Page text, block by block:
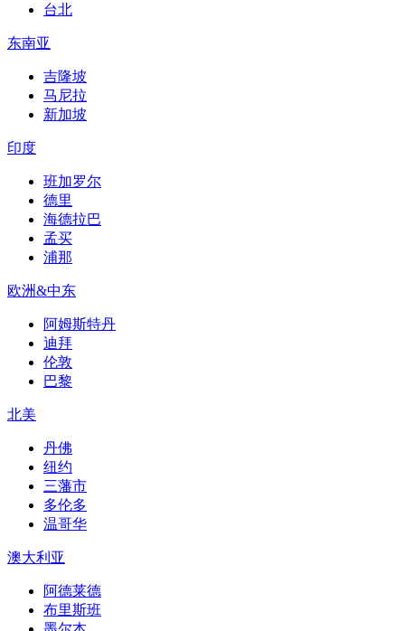
台北
东南亚
吉隆坡
马尼拉
新加坡
印度
班加罗尔
德里
海德拉巴
孟买
浦那
欧洲&中东
阿姆斯特丹
迪拜
伦敦
巴黎
北美
丹佛
纽约
三藩市
多伦多
温哥华
澳大利亚
阿德莱德
布里斯班